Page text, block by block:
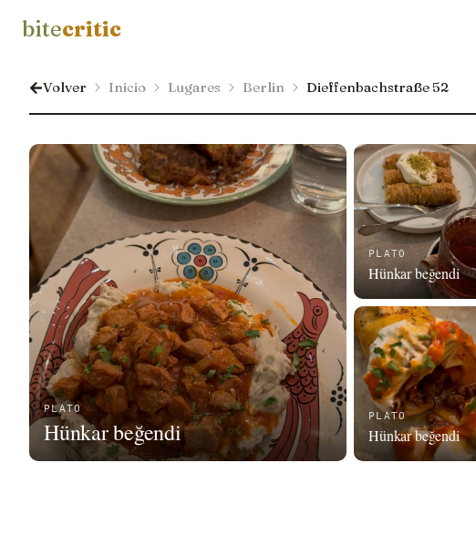
bitecritic
Volver Inicio Lugares Berlin Dieffenbachstraße 52
PLATO
Hünkar beğendi
PLATO
Hünkar beğendi
PLATO
Hünkar beğendi